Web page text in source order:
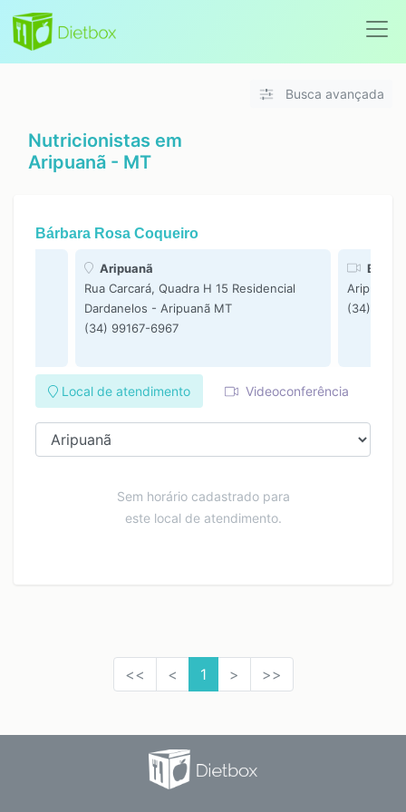
Busca avançada
Nutricionistas em
Aripuanã - MT
Bárbara Rosa Coqueiro
Aripuanã
Rua Carcará, Quadra H 15 Residencial
Dardanelos - Aripuanã MT
(34) 99167-6967
Aripuanã
(34)
Local de atendimento Videoconferência
Sem horário cadastrado para
este local de atendimento.
<< < 1 > >>